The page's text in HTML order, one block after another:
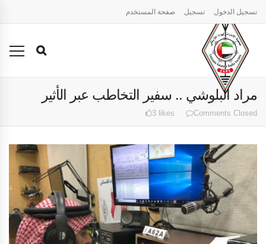
تسجيل الدخول تسجيل صفحة المستخدم
مراد البلوشي .. سفير التخاطب عبر الأثير
Comments Closed
3 likes